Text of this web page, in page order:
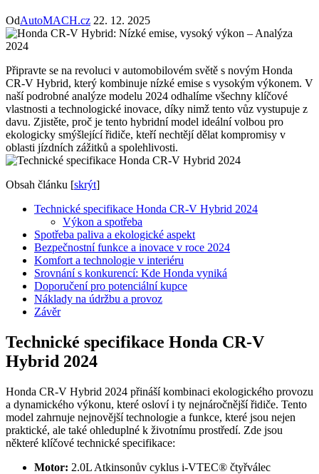
OdAutoMACH.cz 22. 12. 2025
Připravte se na revoluci v automobilovém světě s novým Honda
CR-V Hybrid, který kombinuje nízké emise s vysokým výkonem. V
naší podrobné analýze modelu 2024 odhalíme všechny klíčové
vlastnosti a technologické inovace, díky nimž tento vůz vystupuje z
davu. Zjistěte, proč je tento hybridní model ideální volbou pro
ekologicky smýšlející řidiče, kteří nechtějí dělat kompromisy v
oblasti jízdních zážitků a spolehlivosti.
Obsah článku [skrýt]
Technické specifikace Honda CR-V Hybrid 2024
Výkon a spotřeba
Spotřeba paliva a ekologické aspekt
Bezpečnostní funkce a inovace v roce 2024
Komfort a technologie v interiéru
Srovnání s konkurencí: Kde Honda vyniká
Doporučení pro potenciální kupce
Náklady na údržbu a provoz
Závěr
Technické specifikace Honda CR-V
Hybrid 2024
Honda CR-V Hybrid 2024 přináší kombinaci ekologického provozu
a dynamického výkonu, které osloví i ty nejnáročnější řidiče. Tento
model zahrnuje nejnovější technologie a funkce, které jsou nejen
praktické, ale také ohleduplné k životnímu prostředí. Zde jsou
některé klíčové technické specifikace:
Motor: 2.0L Atkinsonův cyklus i-VTEC® čtyřválec